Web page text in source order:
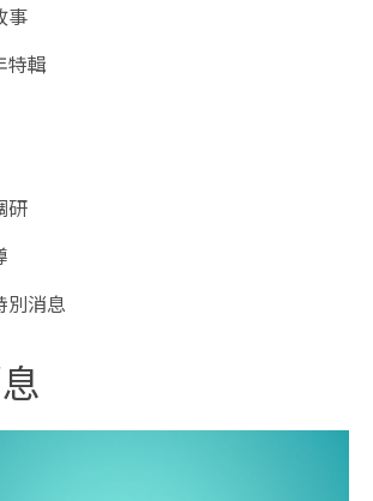
事
特輯
研
別消息